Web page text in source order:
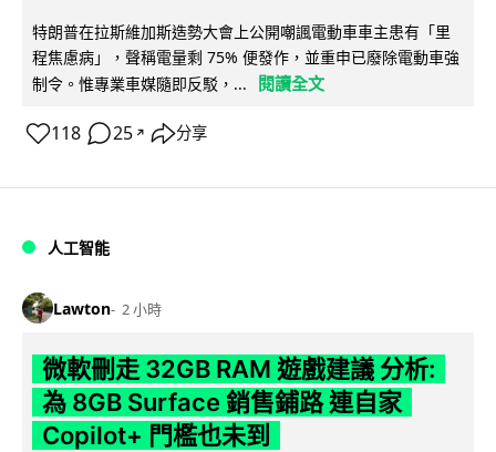
特朗普在拉斯維加斯造勢大會上公開嘲諷電動車車主患有「里
程焦慮病」，聲稱電量剩 75% 便發作，並重申已廢除電動車強
制令。惟專業車媒隨即反駁，...
閱讀全文
118 25 ↗ 分享
人工智能
Lawton 2 小時
微軟刪走 32GB RAM 遊戲建議 分析:
為 8GB Surface 銷售鋪路 連自家
Copilot+ 門檻也未到